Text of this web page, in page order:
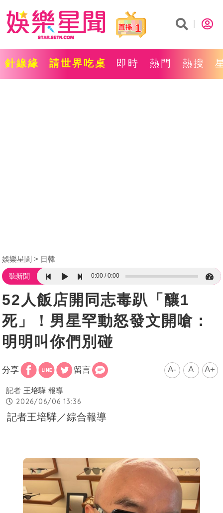
1
針線緣 請世界吃桌 即時 熱門 熱搜
娛樂星聞 日韓
聽新聞 0:00 0:00
52人飯店開同志毒趴「釀1
死」！男星罕動怒發文開嗆：
明明叫你們別碰
分享 留言 A- A A+
記者 王培驊 報導
2026/06/06 13:36
記者王培驊／綜合報導